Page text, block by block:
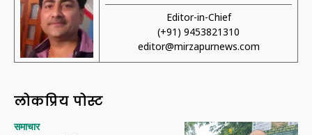
Editor-in-Chief
(+91) 9453821310
editor@mirzapurnews.com
लोकप्रिय पोस्ट
समाचार